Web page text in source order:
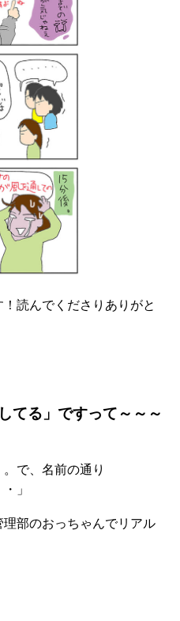
読んでくださりありがと
てる」ですって～～～
で、名前の通り
」
部のおっちゃんでリアル